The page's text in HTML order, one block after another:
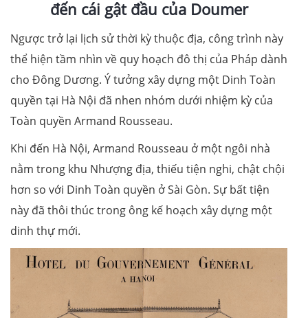
đến cái gật đầu của Doumer
Ngược trở lại lịch sử thời kỳ thuộc địa, công trình này
thể hiện tầm nhìn về quy hoạch đô thị của Pháp dành
cho Đông Dương. Ý tưởng xây dựng một Dinh Toàn
quyền tại Hà Nội đã nhen nhóm dưới nhiệm kỳ của
Toàn quyền Armand Rousseau.
Khi đến Hà Nội, Armand Rousseau ở một ngôi nhà
nằm trong khu Nhượng địa, thiếu tiện nghi, chật chội
hơn so với Dinh Toàn quyền ở Sài Gòn. Sự bất tiện
này đã thôi thúc trong ông kế hoạch xây dựng một
dinh thự mới.